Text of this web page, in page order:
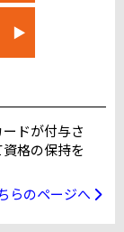
▶
ドが付与さ
格の保持を
らのページへ